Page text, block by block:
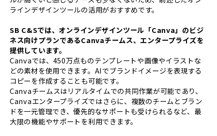
ラインデザインツールの活用がおすすめです。
SB C&Sでは、オンラインデザインツール「Canva」のビジ
ネス向けプランであるCanvaチームス、エンタープライズを
提供しています。
Canvaでは、450万点ものテンプレートや画像やイラストな
どの素材を使用できます。AIでブランドイメージを表現する
コピーを作成することも可能です。
Canvaチームスはリアルタイムでの共同作業が可能であり、
Canvaエンタープライズではさらに、複数のチームとブラン
ドを一元管理でき、優先的なサポートも受けられるなど、最
大限の機能やサポートを利用できます。